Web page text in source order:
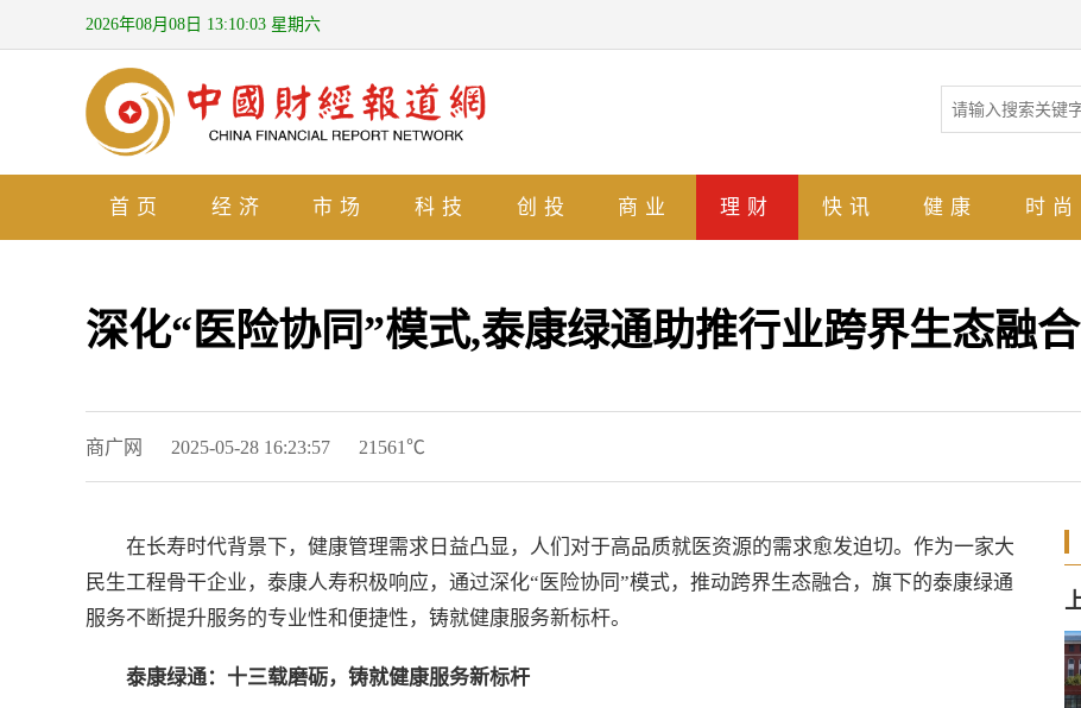
2026年08月08日 13:10:04 星期六
首页 经济 市场 科技 创投 商业 理财 快讯 健康 时尚
深化“医险协同”模式,泰康绿通助推行业跨界生态融合
商广网 2025-05-28 16:23:57 21561℃
在长寿时代背景下，健康管理需求日益凸显，人们对于高品质就医资源的需求愈发迫切。作为一家大
民生工程骨干企业，泰康人寿积极响应，通过深化“医险协同”模式，推动跨界生态融合，旗下的泰康绿通
服务不断提升服务的专业性和便捷性，铸就健康服务新标杆。
泰康绿通：十三载磨砺，铸就健康服务新标杆